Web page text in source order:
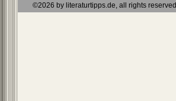
©2026 by literaturtipps.de, all rights reserved